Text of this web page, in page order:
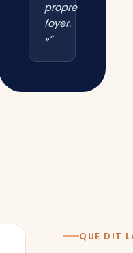
propre
foyer.
»”
QUE DIT